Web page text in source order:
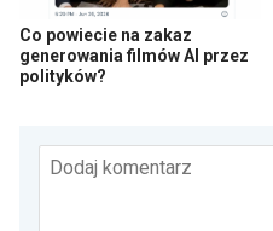
Co powiecie na zakaz
generowania filmów AI przez
polityków?
Dodaj komentarz